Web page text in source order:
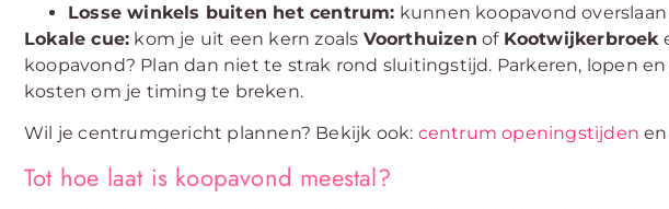
Losse winkels buiten het centrum: kunnen koopavond
Lokale cue: kom je uit een kern zoals Voorthuizen of Kootwijkerbroek
koopavond? Plan dan niet te strak rond sluitingstijd. Parkeren, lopen
kosten om je timing te breken.
Wil je centrumgericht plannen? Bekijk ook: centrum openingstijden en
Tot hoe laat is koopavond meestal?